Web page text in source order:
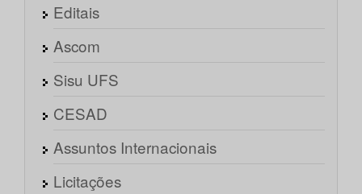
Editais
Ascom
Sisu UFS
CESAD
Assuntos Internacionais
Licitações